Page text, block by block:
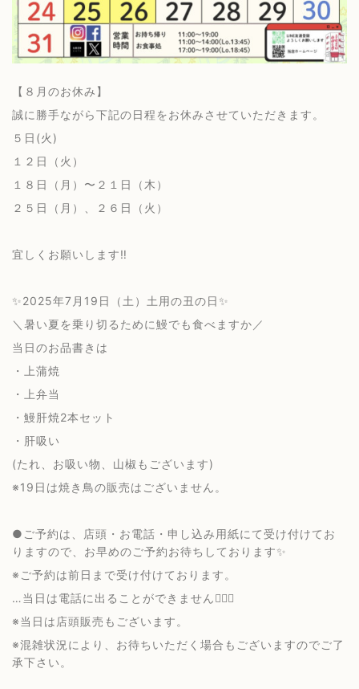
【８月のお休み】
誠に勝手ながら下記の日程をお休みさせていただきます。
５日(火)
１２日（火）
１８日（月）〜２１日（木）
２５日（月）、２６日（火）
宜しくお願いします‼️
✨2025年7月19日（土）土用の丑の日✨
＼暑い夏を乗り切るために鰻でも食べますか／
当日のお品書きは
・上蒲焼
・上弁当
・鰻肝焼2本セット
・肝吸い
(たれ、お吸い物、山椒もございます)
※19日は焼き鳥の販売はございません。
●ご予約は、店頭・お電話・申し込み用紙にて受け付けてお
りますので、お早めのご予約お待ちしております✨
※ご予約は前日まで受け付けております。
…当日は電話に出ることができません🙇🏻‍♀️
※当日は店頭販売もございます。
※混雑状況により、お待ちいただく場合もございますのでご了
承下さい。